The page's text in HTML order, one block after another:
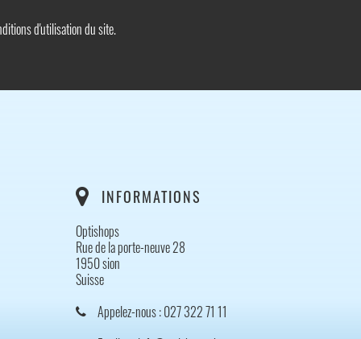
d'utilisation du site.
INFORMATIONS
Optishops
Rue de la porte-neuve 28
1950 sion
Suisse
Appelez-nous :027 322 71 11